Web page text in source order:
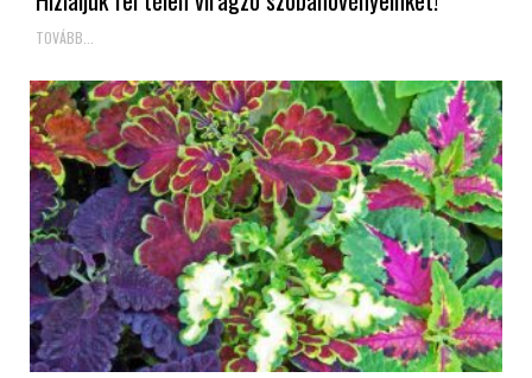
TOVÁBB...